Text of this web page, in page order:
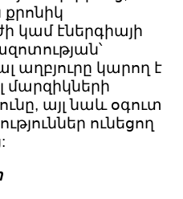
կամ էներգիայի
աղբյուրը կարող է
մարզիկների
այլ նաև օգուտ
ունեցող